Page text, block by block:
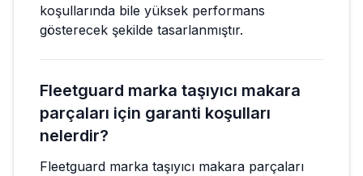
koşullarında bile yüksek performans
gösterecek şekilde tasarlanmıştır.
Fleetguard marka taşıyıcı makara
parçaları için garanti koşulları
nelerdir?
Fleetguard marka taşıyıcı makara parçaları